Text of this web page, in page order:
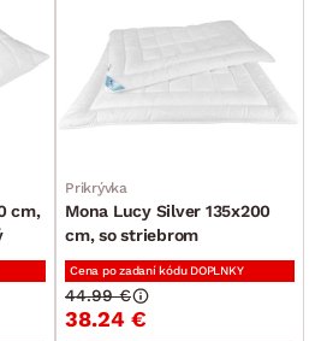
cm,
Prikrývka
Mona Lucy Silver 135x200
cm, so striebrom
Cena po zadaní kódu DOPLNKY
38.24 €
44.99 €